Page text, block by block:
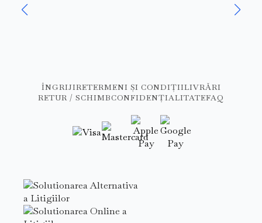
ÎNGRIJIRETERMENI ȘI CONDIȚIILIVRĂRI
RETUR / SCHIMBCONFIDENȚIALITATEFAQ